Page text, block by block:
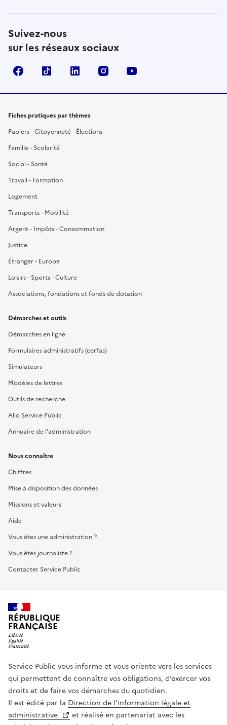
Suivez-nous
sur les réseaux sociaux
FacebookTikTok LinkedIn Instagram
Fiches pratiques par thèmes
Papiers - Citoyenneté - Élections
Famille - Scolarité
Social - Santé
Travail - Formation
Logement
Transports - Mobilité
Argent - Impôts - Consommation
Justice
Étranger - Europe
Loisirs - Sports - Culture
Associations, fondations et fonds de dotation
Démarches et outils
Démarches en ligne
Formulaires administratifs (cerfas)
Simulateurs
Modèles de lettres
Outils de recherche
Allo Service Public
Annuaire de l'administration
Nous connaître
Chiffres
Mise à disposition des données
Missions et valeurs
Aide
Vous êtes une administration ?
Vous êtes journaliste ?
Contacter Service Public
RÉPUBLIQUE
FRANÇAISE
Service Public vous informe et vous oriente vers les services
qui permettent de connaître vos obligations, d’exercer vos
droits et de faire vos démarches du quotidien.
Il est édité par la Direction de l’information légale et
administrative
et réalisé en partenariat avec les